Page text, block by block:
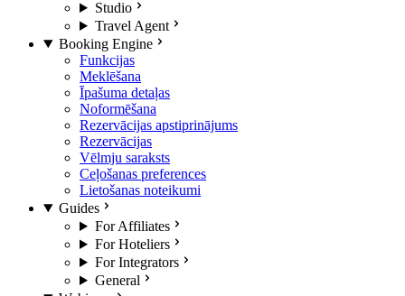
Studio
Travel Agent
Booking Engine
Funkcijas
Meklēšana
Īpašuma detaļas
Noformēšana
Rezervācijas apstiprinājums
Rezervācijas
Vēlmju saraksts
Ceļošanas preferences
Lietošanas noteikumi
Guides
For Affiliates
For Hoteliers
For Integrators
General